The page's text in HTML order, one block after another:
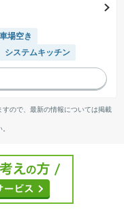
場空き
システムキッチン
ので、最新の情報については掲載